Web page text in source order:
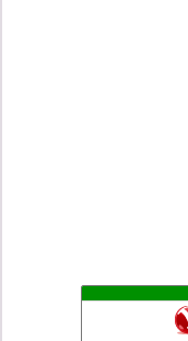
老子の道（
ついっち